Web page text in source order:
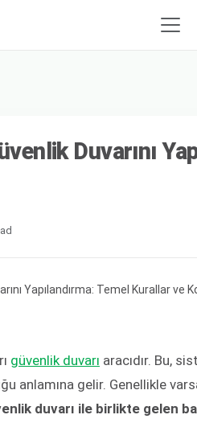
Duvarını
güvenlik duvarı ​aracıdır. Bu,
anlamına gelir. Genellikle
duvarı ile birlikte gelen